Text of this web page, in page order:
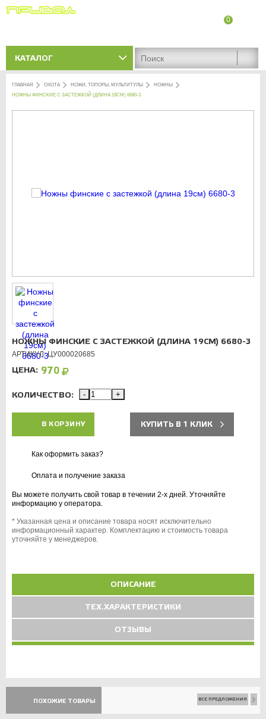
0
КАТАЛОГ
ГЛАВНАЯ ОХОТА НОЖИ, ТОПОРЫ, МУЛЬТИТУЛЫ
НОЖНЫ
НОЖНЫ ФИНСКИЕ С ЗАСТЕЖКОЙ (ДЛИНА 19СМ) 6680-3
НОЖНЫ ФИНСКИЕ С ЗАСТЕЖКОЙ (ДЛИНА 19СМ) 6680-3
АРТИКУЛ: ЦУ000020685
ЦЕНА: 970
КОЛИЧЕСТВО: - +
В КОРЗИНУ КУПИТЬ В 1 КЛИК
Как оформить заказ?
Оплата и получение заказа
Вы можете получить свой товар в течении 2-х дней. Уточняйте
информацию у оператора.
* Указанная цена и описание товара носят исключительно
информационный характер. Комплектацию и стоимость товара
уточняйте у менеджеров.
ОПИСАНИЕ
ТЕХ.ХАРАКТЕРИСТИКИ
ОТЗЫВЫ
ПОХОЖИЕ ТОВАРЫ ВСЕ ПРЕДЛОЖЕНИЯ